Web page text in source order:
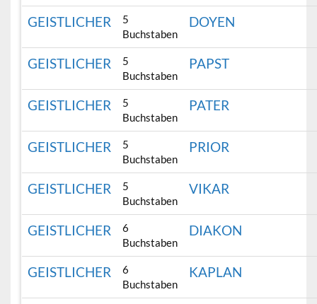
GEISTLICHER
5
Buchstaben
DOYEN
GEISTLICHER
5
Buchstaben
PAPST
GEISTLICHER
5
Buchstaben
PATER
GEISTLICHER
5
Buchstaben
PRIOR
GEISTLICHER
5
Buchstaben
VIKAR
GEISTLICHER
6
Buchstaben
DIAKON
GEISTLICHER
6
Buchstaben
KAPLAN